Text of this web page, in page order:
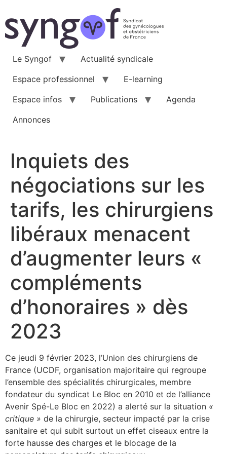
au
contenu
Le Syngof
Actualité syndicale
Espace professionnel
E-learning
Espace infos
Publications
Agenda
Annonces
Inquiets des
négociations sur les
tarifs, les chirurgiens
libéraux menacent
d’augmenter leurs «
compléments
d’honoraires » dès
2023
Ce jeudi 9 février 2023, l’Union des chirurgiens de
France (UCDF, organisation majoritaire qui regroupe
l’ensemble des spécialités chirurgicales, membre
fondateur du syndicat Le Bloc en 2010 et de l’alliance
Avenir Spé-Le Bloc en 2022) a alerté sur la situation «
critique » de la chirurgie, secteur impacté par la crise
sanitaire et qui subit surtout un effet ciseaux entre la
forte hausse des charges et le blocage de la